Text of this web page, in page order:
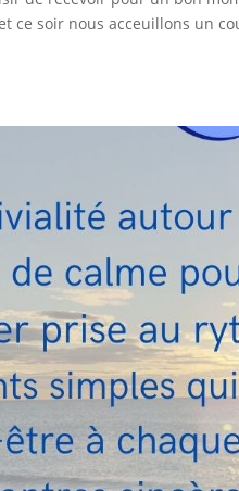
ce soir nous acceuillons un